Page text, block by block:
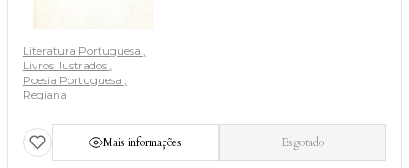
Literatura Portuguesa
Livros Ilustrados
Poesia Portuguesa
Regiana
Mais informações Esgotado